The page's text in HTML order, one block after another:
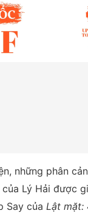
những phân
Lý Hải được
Say của Lật mặt: